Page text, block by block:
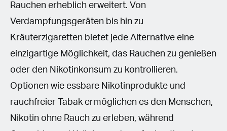
Rauchen erheblich erweitert. Von
Verdampfungsgeräten bis hin zu
Kräuterzigaretten bietet jede Alternative eine
einzigartige Möglichkeit, das Rauchen zu genießen
oder den Nikotinkonsum zu kontrollieren.
Optionen wie essbare Nikotinprodukte und
rauchfreier Tabak ermöglichen es den Menschen,
Nikotin ohne Rauch zu erleben, während